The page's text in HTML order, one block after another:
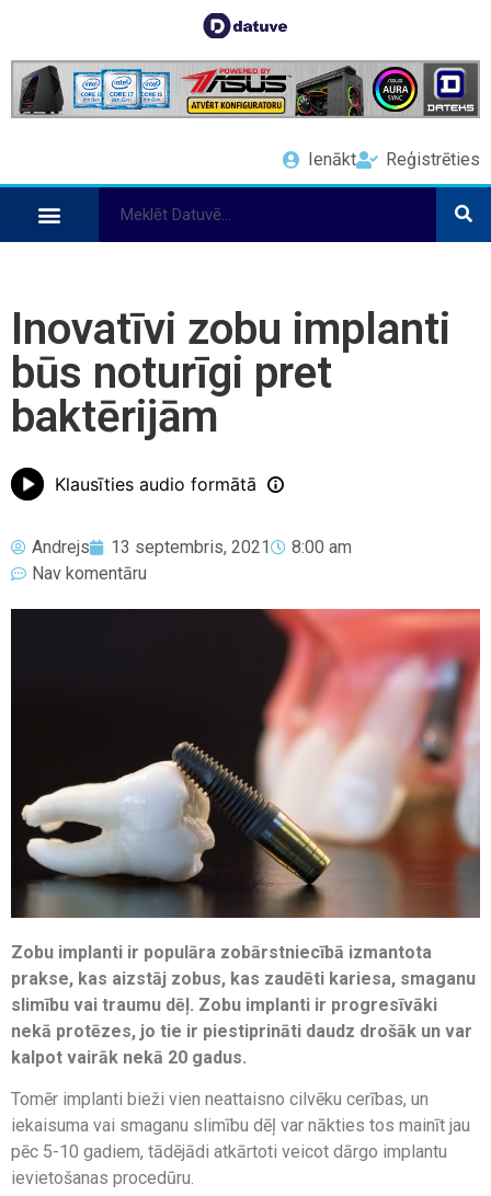
Ienākt Reģistrēties
Inovatīvi zobu implanti
būs noturīgi pret
baktērijām
Klausīties audio formātā
Andrejs 13 septembris, 2021
8:00 am
Nav komentāru
Zobu implanti ir populāra zobārstniecībā izmantota
prakse, kas aizstāj zobus, kas zaudēti kariesa, smaganu
slimību vai traumu dēļ. Zobu implanti ir progresīvāki
nekā protēzes, jo tie ir piestiprināti daudz drošāk un var
kalpot vairāk nekā 20 gadus.
Tomēr implanti bieži vien neattaisno cilvēku cerības, un
iekaisuma vai smaganu slimību dēļ var nākties tos mainīt jau
pēc 5-10 gadiem, tādējādi atkārtoti veicot dārgo implantu
ievietošanas procedūru.